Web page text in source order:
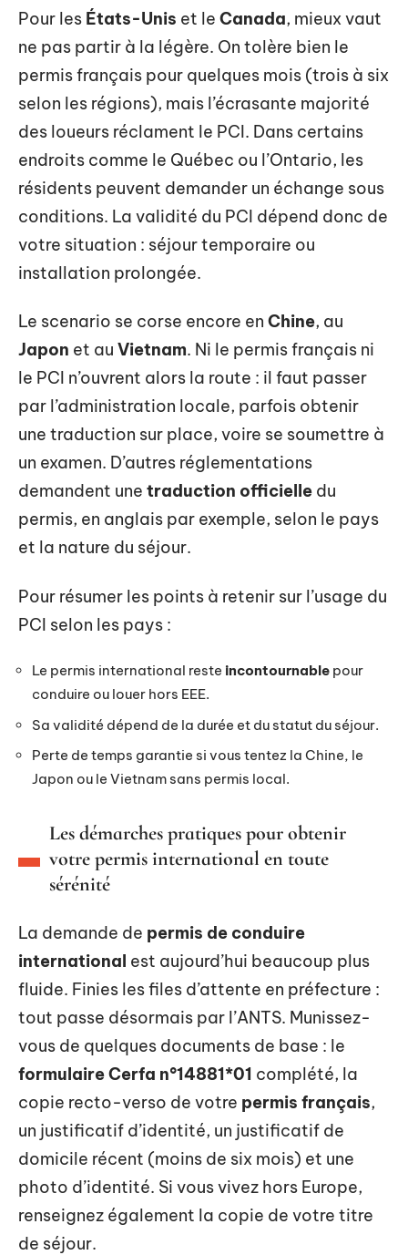
Pour les États-Unis et le Canada, mieux vaut
ne pas partir à la légère. On tolère bien le
permis français pour quelques mois (trois à six
selon les régions), mais l’écrasante majorité
des loueurs réclament le PCI. Dans certains
endroits comme le Québec ou l’Ontario, les
résidents peuvent demander un échange sous
conditions. La validité du PCI dépend donc de
votre situation : séjour temporaire ou
installation prolongée.
Le scenario se corse encore en Chine, au
Japon et au Vietnam. Ni le permis français ni
le PCI n’ouvrent alors la route : il faut passer
par l’administration locale, parfois obtenir
une traduction sur place, voire se soumettre à
un examen. D’autres réglementations
demandent une traduction officielle du
permis, en anglais par exemple, selon le pays
et la nature du séjour.
Pour résumer les points à retenir sur l’usage du
PCI selon les pays :
Le permis international reste incontournable pour
conduire ou louer hors EEE.
Sa validité dépend de la durée et du statut du séjour.
Perte de temps garantie si vous tentez la Chine, le
Japon ou le Vietnam sans permis local.
Les démarches pratiques pour obtenir
votre permis international en toute
sérénité
La demande de permis de conduire
international est aujourd’hui beaucoup plus
fluide. Finies les files d’attente en préfecture :
tout passe désormais par l’ANTS. Munissez-
vous de quelques documents de base : le
formulaire Cerfa n°14881*01 complété, la
copie recto-verso de votre permis français,
un justificatif d’identité, un justificatif de
domicile récent (moins de six mois) et une
photo d’identité. Si vous vivez hors Europe,
renseignez également la copie de votre titre
de séjour.